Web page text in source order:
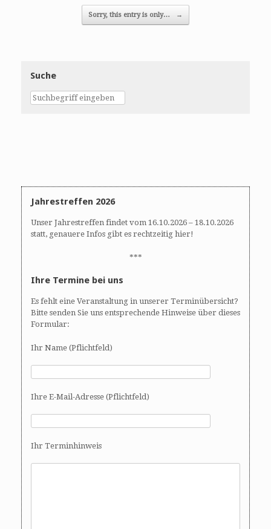
Sorry, this entry is only… →
Suche
Jahrestreffen 2026
Unser Jahrestreffen findet vom 16.10.2026 – 18.10.2026
statt, genauere Infos gibt es rechtzeitig hier!
***
Ihre Termine bei uns
Es fehlt eine Veranstaltung in unserer Terminübersicht?
Bitte senden Sie uns entsprechende Hinweise über dieses
Formular:
Ihr Name (Pflichtfeld)
Ihre E-Mail-Adresse (Pflichtfeld)
Ihr Terminhinweis